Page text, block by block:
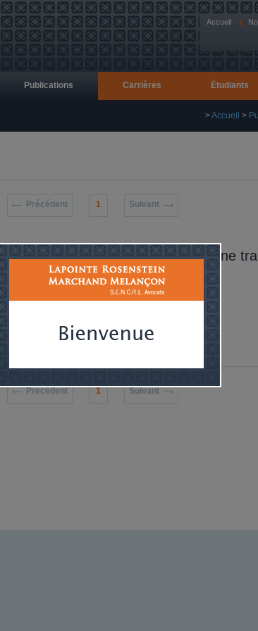
Accueil |
Publications Carrières Étudiants
>Accueil >
Précédent 1 Suivant
: les incidences fiscales d'une
des praticiens
et litige fiscal
Précédent 1 Suivant